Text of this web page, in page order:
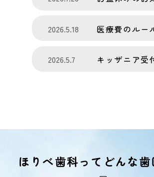
2026.5.18 医療費のルー
2026.5.7 キッザニア受
ほりべ歯科ってどんな歯